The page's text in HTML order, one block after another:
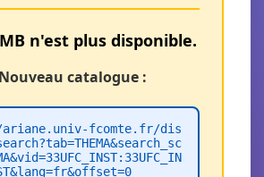
n'est plus disponible.
Nouveau catalogue :
fcomte.fr/dis